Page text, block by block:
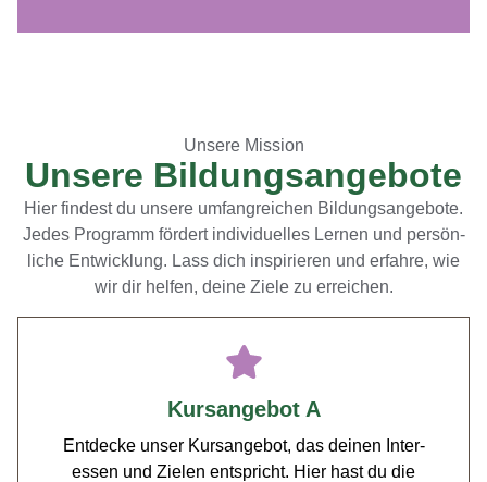
Unsere Mission
Unsere Bildungsangebote
Hier find­est du unsere umfan­gre­ichen Bil­dungsange­bote.
Jedes Pro­gramm fördert indi­vidu­elles Ler­nen und per­sön­
liche Entwick­lung. Lass dich inspiri­eren und erfahre, wie
wir dir helfen, deine Ziele zu erre­ichen.
Kursangebot A
Ent­decke unser Kur­sange­bot, das deinen Inter­
essen und Zie­len entspricht. Hier hast du die